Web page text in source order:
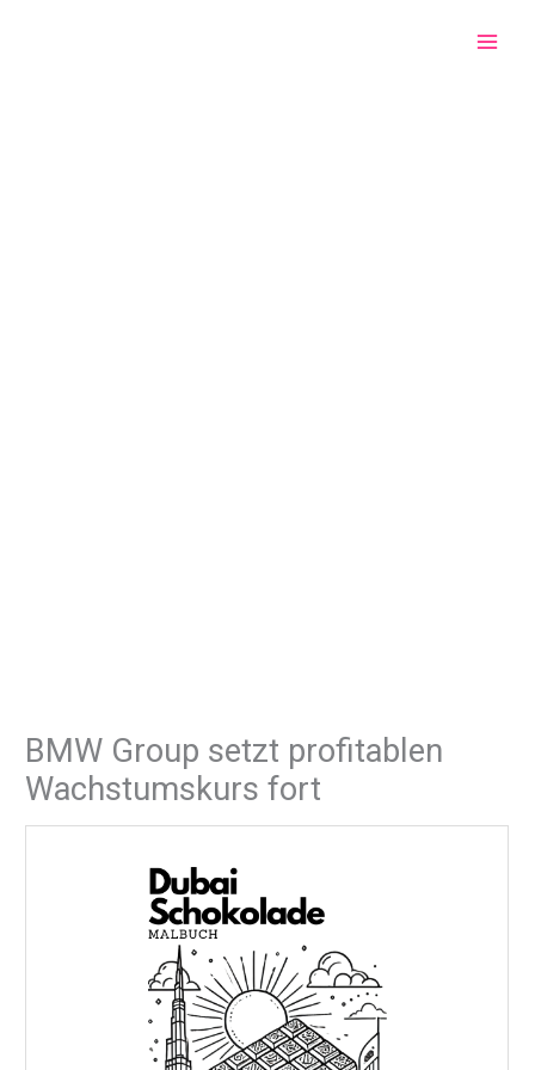
BMW Group setzt profitablen
Wachstumskurs fort